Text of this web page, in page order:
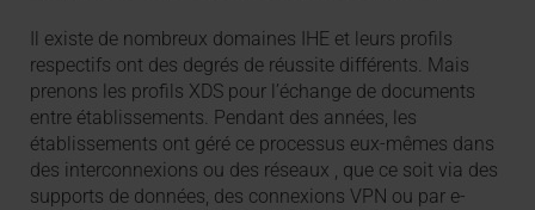
Il existe de nombreux domaines IHE et leurs profils
respectifs ont des degrés de réussite différents. Mais
prenons les profils XDS pour l’échange de documents
entre établissements. Pendant des années, les
établissements ont géré ce processus eux-mêmes dans
des interconnexions ou des réseaux , que ce soit via des
supports de données, des connexions VPN ou par e-